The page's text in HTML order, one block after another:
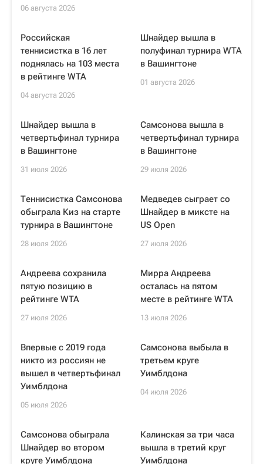
06 августа 2026
Российская
теннисистка в 16 лет
поднялась на 103 места
в рейтинге WTA
04 августа 2026
Шнайдер вышла в
полуфинал турнира WTA
в Вашингтоне
01 августа 2026
Шнайдер вышла в
четвертьфинал турнира
в Вашингтоне
31 июля 2026
Самсонова вышла в
четвертьфинал турнира
в Вашингтоне
29 июля 2026
Теннисистка Самсонова
обыграла Киз на старте
турнира в Вашингтоне
28 июля 2026
Медведев сыграет со
Шнайдер в миксте на
US Open
27 июля 2026
Андреева сохранила
пятую позицию в
рейтинге WTA
27 июля 2026
Мирра Андреева
осталась на пятом
месте в рейтинге WTA
13 июля 2026
Впервые с 2019 года
никто из россиян не
вышел в четвертьфинал
Уимблдона
05 июля 2026
Самсонова выбыла в
третьем круге
Уимблдона
04 июля 2026
Самсонова обыграла
Шнайдер во втором
круге Уимблдона
Калинская за три часа
вышла в третий круг
Уимблдона